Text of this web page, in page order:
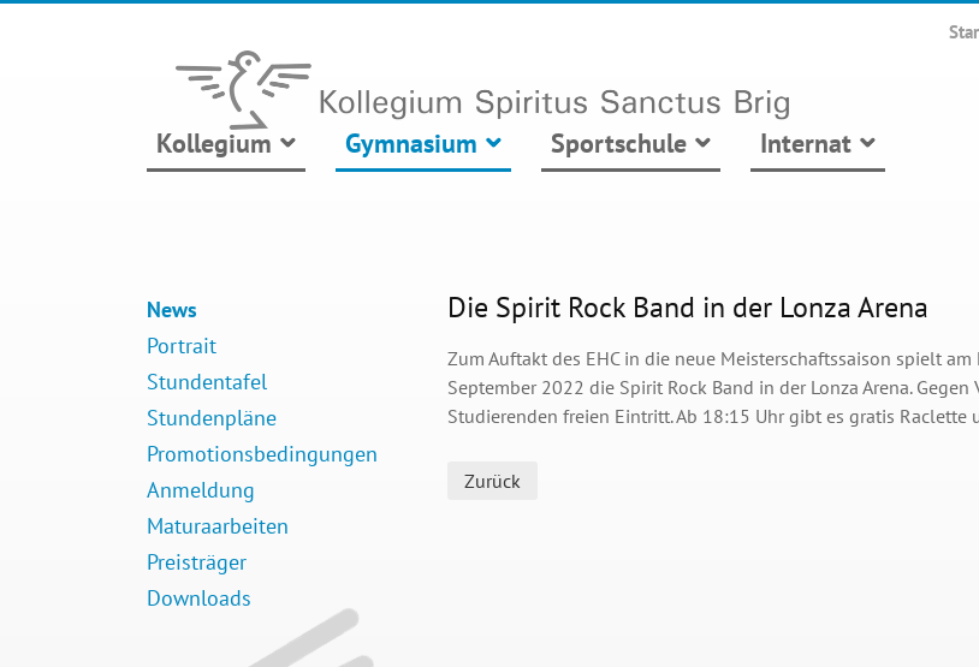
Kollegium Gymnasium Sportschule Internat
News
Portrait
Stundentafel
Stundenpläne
Promotionsbedingungen
Anmeldung
Maturaarbeiten
Preisträger
Downloads
Die Spirit Rock Band in der Lonza Arena
Zum Auftakt des EHC in die neue Meisterschaftssaison spielt am
September 2022 die Spirit Rock Band in der Lonza Arena.
Studierenden freien Eintritt. Ab 18:15 Uhr gibt es gratis
Zurück